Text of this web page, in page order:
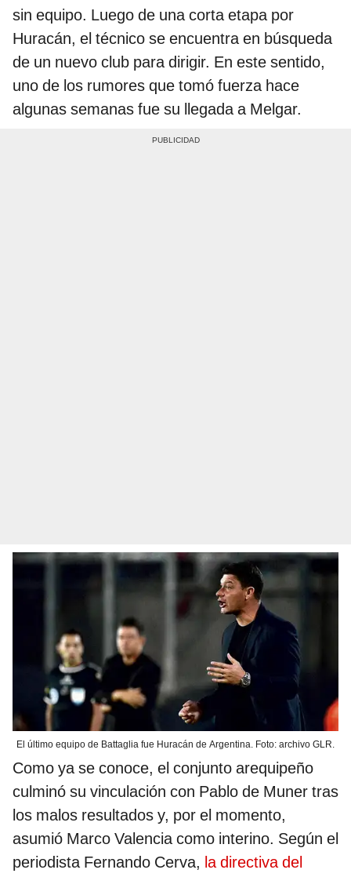
sin equipo. Luego de una corta etapa por
Huracán, el técnico se encuentra en búsqueda
de un nuevo club para dirigir. En este sentido,
uno de los rumores que tomó fuerza hace
algunas semanas fue su llegada a Melgar.
El último equipo de Battaglia fue Huracán de Argentina. Foto: archivo GLR.
Como ya se conoce, el conjunto arequipeño
culminó su vinculación con Pablo de Muner tras
los malos resultados y, por el momento,
asumió Marco Valencia como interino. Según el
periodista Fernando Cerva, la directiva del